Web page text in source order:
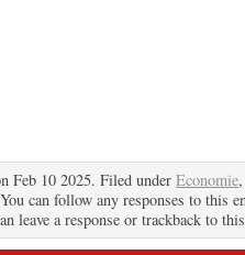
Feb 10 2025. Filed under Economie
can follow any responses to this
leave a response or trackback to